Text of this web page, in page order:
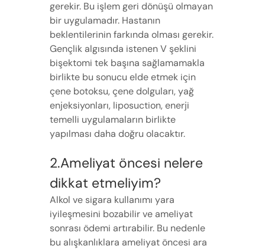
gerekir. Bu işlem geri dönüşü olmayan
bir uygulamadır. Hastanın
beklentilerinin farkında olması gerekir.
Gençlik algısında istenen V şeklini
bişektomi tek başına sağlamamakla
birlikte bu sonucu elde etmek için
çene botoksu, çene dolguları, yağ
enjeksiyonları, liposuction, enerji
temelli uygulamaların birlikte
yapılması daha doğru olacaktır.
2.Ameliyat öncesi nelere
dikkat etmeliyim?
Alkol ve sigara kullanımı yara
iyileşmesini bozabilir ve ameliyat
sonrası ödemi artırabilir. Bu nedenle
bu alışkanlıklara ameliyat öncesi ara